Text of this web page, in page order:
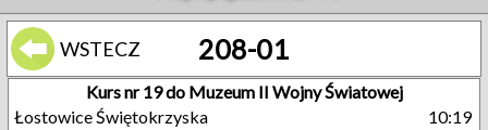
WSTECZ 208-01
Kurs nr 19 do Muzeum II Wojny Światowej
Łostowice Świętokrzyska
10:19